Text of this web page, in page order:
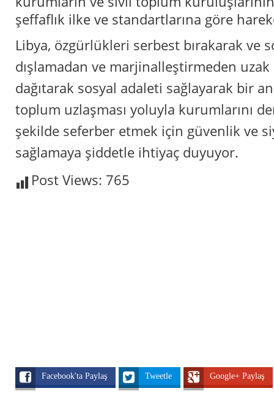
şeffaflık ilke ve standartlarına göre
Libya, özgürlükleri serbest bırakarak ve
dışlamadan ve marjinalleştirmeden
dağıtarak sosyal adaleti sağlayarak bir
toplum uzlaşması yoluyla kurumlarını
şekilde seferber etmek için güvenlik ve
sağlamaya şiddetle ihtiyaç duyuyor.
Post Views: 765
Facebook'ta Paylaş Tweetle Google+ Paylaş